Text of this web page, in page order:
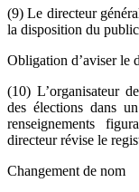
(9) Le directeur
la disposition du
Obligation d’aviser le
(10) L’organisateur
des élections dans
renseignements
directeur révise le
Changement de nom